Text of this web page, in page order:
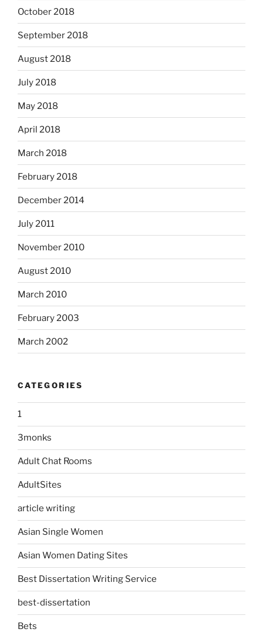
October 2018
September 2018
August 2018
July 2018
May 2018
April 2018
March 2018
February 2018
December 2014
July 2011
November 2010
August 2010
March 2010
February 2003
March 2002
CATEGORIES
1
3monks
Adult Chat Rooms
AdultSites
article writing
Asian Single Women
Asian Women Dating Sites
Best Dissertation Writing Service
best-dissertation
Bets